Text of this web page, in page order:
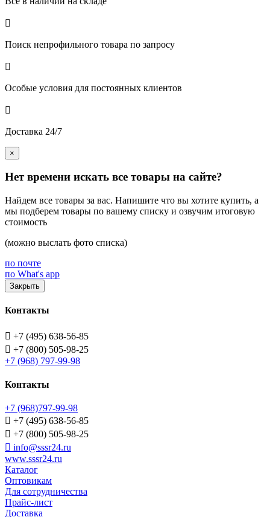

Поиск непрофильного товара по запросу

Особые условия для постоянных клиентов

Доставка 24/7
×
Нет времени искать все товары на сайте?
Найдем все товары за вас. Напишите что вы хотите купить, а
мы подберем товары по вашему списку и озвучим итоговую
стоимость
(можно выслать фото списка)
по почте
по What's app
Закрыть
Контакты
 +7 (495) 638-56-85
 +7 (800) 505-98-25
+7 (968) 797-99-98
Контакты
+7 (968)797-99-98
 +7 (495) 638-56-85
 +7 (800) 505-98-25
 info@sssr24.ru
www.sssr24.ru
Каталог
Оптовикам
Для сотрудничества
Прайс-лист
Доставка